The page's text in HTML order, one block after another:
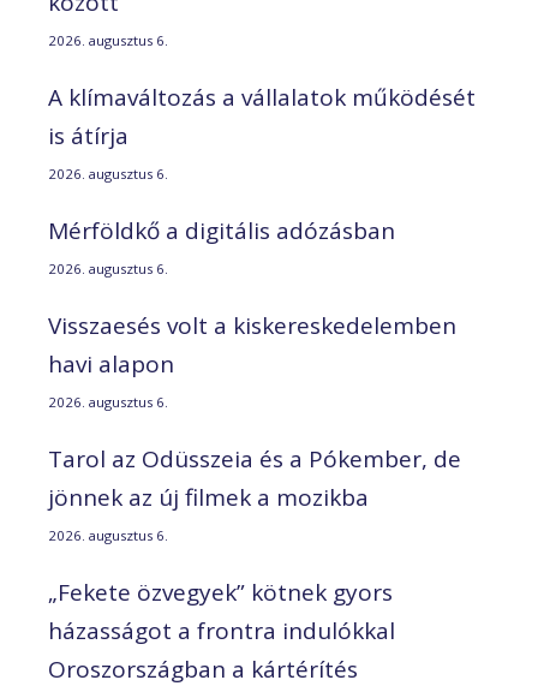
2026. augusztus 6.
A klímaváltozás a vállalatok működését
is átírja
2026. augusztus 6.
Mérföldkő a digitális adózásban
2026. augusztus 6.
Visszaesés volt a kiskereskedelemben
havi alapon
2026. augusztus 6.
Tarol az Odüsszeia és a Pókember, de
jönnek az új filmek a mozikba
2026. augusztus 6.
„Fekete özvegyek” kötnek gyors
házasságot a frontra indulókkal
Oroszországban a kártérítés